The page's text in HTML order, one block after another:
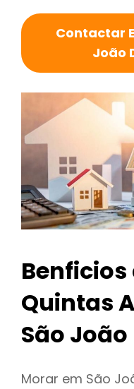
Contactar
João
Quintas
São
Morar em São